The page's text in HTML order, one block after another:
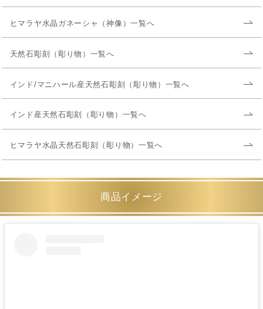
ヒマラヤ水晶ガネーシャ（神像）一覧へ
天然石彫刻（彫り物）一覧へ
インド/マニハール産天然石彫刻（彫り物）一覧へ
インド産天然石彫刻（彫り物）一覧へ
ヒマラヤ水晶天然石彫刻（彫り物）一覧へ
商品イメージ